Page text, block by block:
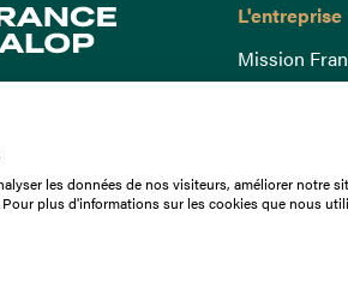
L'entreprise
Mission
Docuthèque
les données de nos visiteurs, améliorer notre
plus d'informations sur les cookies que nous